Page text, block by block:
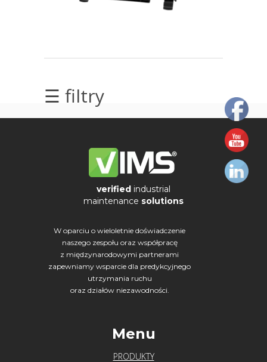
☰ filtry
verified industrial
maintenance solutions
W oparciu o wieloletnie doświadczenie
naszego zespołu oraz współpracę
z międzynarodowymi partnerami
zapewniamy wsparcie dla predykcyjnego
utrzymania ruchu
oraz działów niezawodności.
Menu
PRODUKTY